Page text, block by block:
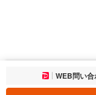
お気に入りに追
WEB問い